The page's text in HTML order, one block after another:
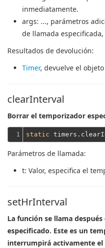
inmediatamente.
args: ..., parámetros
de llamada
Resultados de devolución:
Timer, devuelve el
clearInterval
Borrar el temporizador
1 static
Parámetros de llamada:
t: Valor, especifica el
setHrInterval
La función se llama
especificado. Este es un
interrumpirá activamente